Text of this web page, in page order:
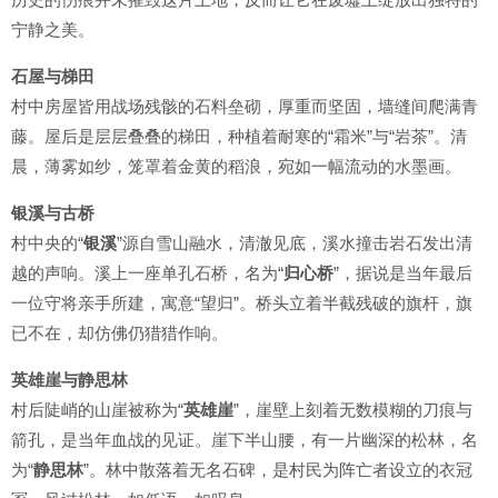
宁静之美。
石屋与梯田
村中房屋皆用战场残骸的石料垒砌，厚重而坚固，墙缝间爬满青
藤。屋后是层层叠叠的梯田，种植着耐寒的“霜米”与“岩茶”。清
晨，薄雾如纱，笼罩着金黄的稻浪，宛如一幅流动的水墨画。
银溪与古桥
村中央的“银溪”源自雪山融水，清澈见底，溪水撞击岩石发出清
越的声响。溪上一座单孔石桥，名为“归心桥”，据说是当年最后
一位守将亲手所建，寓意“望归”。桥头立着半截残破的旗杆，旗
已不在，却仿佛仍猎猎作响。
英雄崖与静思林
村后陡峭的山崖被称为“英雄崖”，崖壁上刻着无数模糊的刀痕与
箭孔，是当年血战的见证。崖下半山腰，有一片幽深的松林，名
为“静思林”。林中散落着无名石碑，是村民为阵亡者设立的衣冠